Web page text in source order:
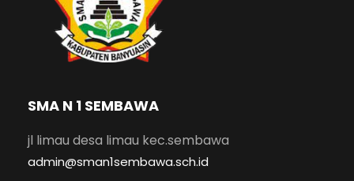
SMA N 1 SEMBAWA
jl limau desa limau kec.sembawa
admin@sman1sembawa.sch.id